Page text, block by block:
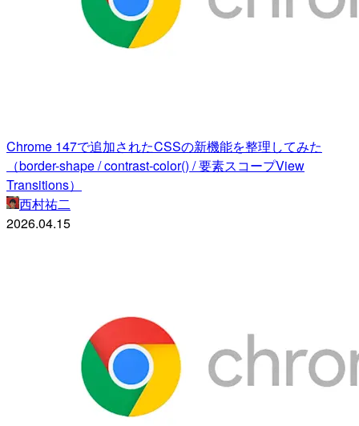
Chrome 147で追加されたCSSの新機能を整理してみた
（border-shape / contrast-color() / 要素スコープView
Transitions）
西村祐二
2026.04.15